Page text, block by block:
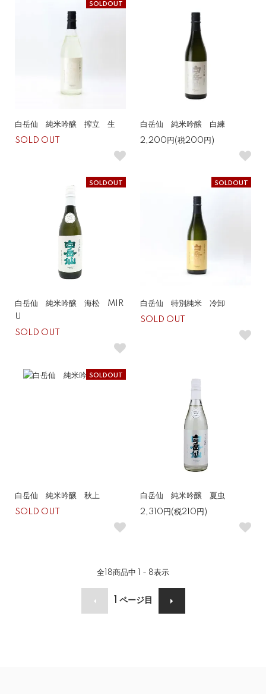
SOLDOUT
白岳仙 純米吟醸 搾立 生
SOLD OUT
白岳仙 純米吟醸 白練
2,200円(税200円)
SOLDOUT
白岳仙 純米吟醸 海松 MIR
U
SOLD OUT
SOLDOUT
白岳仙 特別純米 冷卸
SOLD OUT
SOLDOUT
白岳仙 純米吟醸 秋上
SOLD OUT
白岳仙 純米吟醸 夏虫
2,310円(税210円)
全 18商品中 1 - 8表示
ページ目